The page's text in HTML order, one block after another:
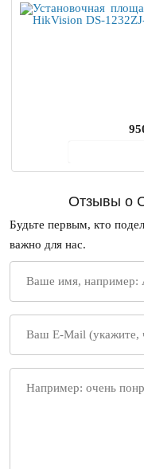
Отзывы о
Будьте первым, кто
важно для нас.